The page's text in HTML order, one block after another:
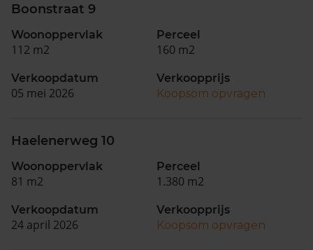
Boonstraat 9
Woonoppervlak
112 m2
Perceel
160 m2
Verkoopdatum
05 mei 2026
Verkoopprijs
Koopsom opvragen
Haelenerweg 10
Woonoppervlak
81 m2
Perceel
1.380 m2
Verkoopdatum
24 april 2026
Verkoopprijs
Koopsom opvragen